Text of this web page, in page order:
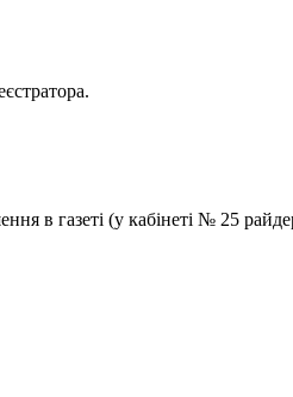
в газеті (у кабінеті № 25